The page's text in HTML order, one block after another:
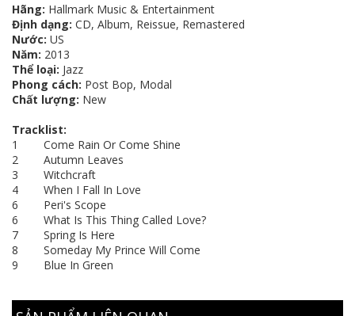
Hãng: Hallmark Music & Entertainment
Định dạng: CD, Album, Reissue, Remastered
Nước: US
Năm: 2013
Thể loại: Jazz
Phong cách: Post Bop, Modal
Chất lượng: New
Tracklist:
1 Come Rain Or Come Shine
2 Autumn Leaves
3 Witchcraft
4 When I Fall In Love
6 Peri's Scope
6 What Is This Thing Called Love?
7 Spring Is Here
8 Someday My Prince Will Come
9 Blue In Green